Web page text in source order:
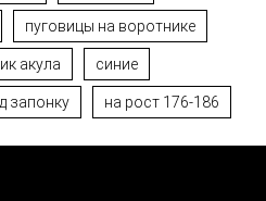
пуговицы на воротнике
акула синие
запонку на рост 176-186